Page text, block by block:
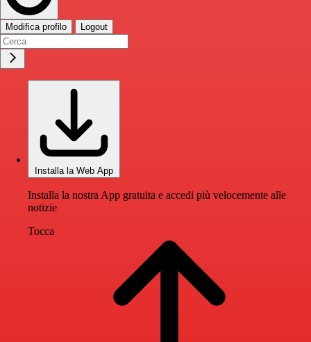
Modifica profilo Logout
Installa la Web App
Installa la nostra App gratuita e accedi più velocemente alle
notizie
Tocca